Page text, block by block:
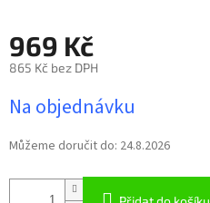
969 Kč
865 Kč bez DPH
cena:
Na objednávku
Můžeme doručit do: 24.8.2026